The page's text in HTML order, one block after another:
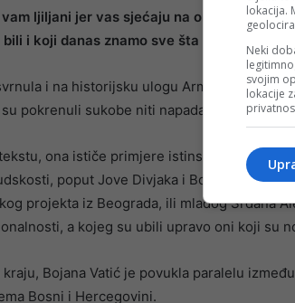
ljiljani jer vas sjećaju na ono što bi vi
i koji danas znamo sve šta ste radili,
i na historijsku ulogu Armije BiH koja
pokrenuli sukobe niti napadali gradove
ona ističe primjere istinskih heroja
poput Jove Divjaka i Bogića
projekta iz Beograda, ili mladog Srđana
a kojeg su ubili upravo oni koji su
kraju, Bojana Vatić je povukla paralelu
Bosni i Hercegovini.
lokacija.
Neki
svojim
lokacije